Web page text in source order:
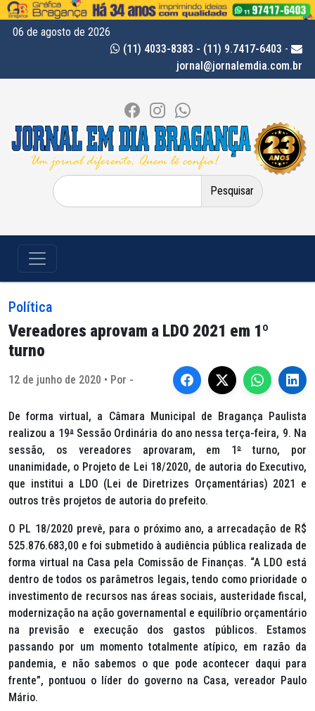
06 de agosto de 2026
(11) 4033-8383 - (11) 9.7417-6403 -
jornal@jornalemdia.com.br
Pesquisar
por:
Política
Vereadores aprovam a LDO 2021 em 1º
turno
12 de junho de 2020 • Por -
De forma virtual, a Câmara Municipal de Bragança Paulista
realizou a 19ªSessão Ordinária do ano nessa terça-feira, 9. Na
sessão, os vereadores aprovaram, em 1ºturno, por
unanimidade, o Projeto de Lei 18/2020, de autoria do Executivo,
que institui a LDO (Lei de Diretrizes Orçamentárias) 2021 e
outros três projetos de autoria do prefeito.
O PL 18/2020 prevê, para o próximo ano, a arrecadação de R$
525.876.683,00 e foi submetido à audiência pública realizada de
forma virtual na Casa pela Comissão de Finanças. “A LDO está
dentro de todos os parâmetros legais, tendo como prioridade o
investimento de recursos nas áreas sociais, austeridade fiscal,
modernização na ação governamental e equilíbrio orçamentário
na previsão e execução dos gastos públicos. Estamos
passando por um momento totalmente atípico, em razão da
pandemia, e não sabemos o que pode acontecer daqui para
frente”, pontuou o líder do governo na Casa, vereador Paulo
Mário.